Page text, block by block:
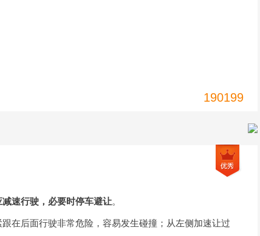
190199
减速行驶，必要时停车避让。
在后面行驶非常危险，容易发生碰撞；从左侧加速让过